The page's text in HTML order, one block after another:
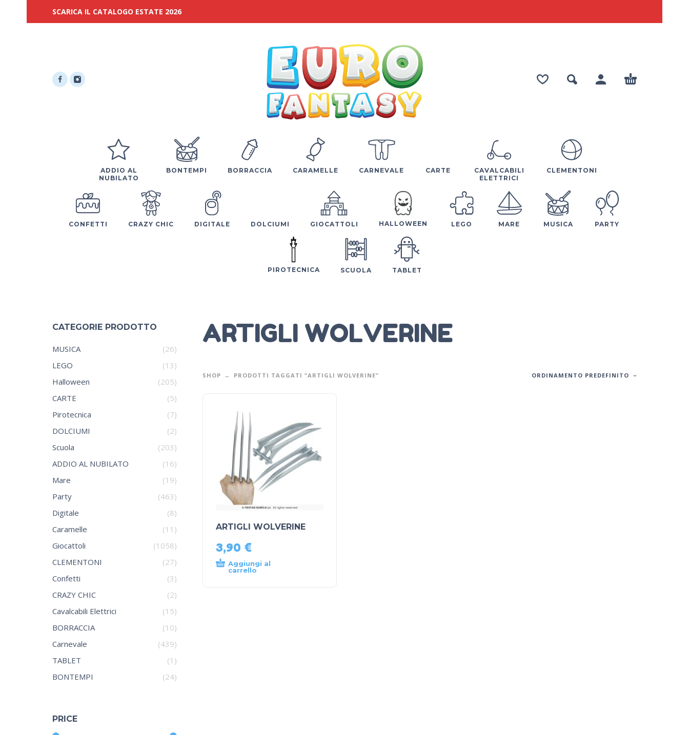
SCARICA IL CATALOGO ESTATE 2026
ADDIO AL
NUBILATO
BONTEMPI BORRACCIA CARAMELLE CARNEVALE CARTE
CAVALCABILI
ELETTRICI
CLEMENTONI
CONFETTI CRAZY CHIC DIGITALE DOLCIUMI GIOCATTOLI HALLOWEEN LEGO MARE MUSICA PARTY
PIROTECNICA SCUOLA TABLET
CATEGORIE PRODOTTO
MUSICA
(26)
LEGO
(13)
Halloween
(205)
CARTE
(5)
Pirotecnica
(7)
DOLCIUMI
(2)
Scuola
(203)
ADDIO AL NUBILATO
(16)
Mare
(19)
Party
(463)
Digitale
(8)
Caramelle
(11)
Giocattoli
(1058)
CLEMENTONI
(27)
Confetti
(3)
CRAZY CHIC
(2)
Cavalcabili Elettrici
(15)
BORRACCIA
(10)
Carnevale
(439)
TABLET
(1)
BONTEMPI
(24)
PRICE
ARTIGLI WOLVERINE
SHOP PRODOTTI TAGGATI “ARTIGLI WOLVERINE” ORDINAMENTO PREDEFINITO
ARTIGLI WOLVERINE
3,90 €
Aggiungi al
carrello